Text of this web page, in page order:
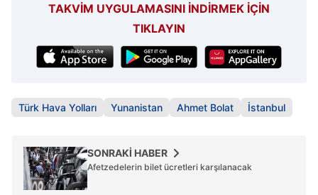
TAKVİM UYGULAMASINI İNDİRMEK İÇİN
TIKLAYIN
Türk Hava Yolları Yunanistan Ahmet Bolat İstanbul
SONRAKİ HABER
Afetzedelerin bilet ücretleri karşılanacak